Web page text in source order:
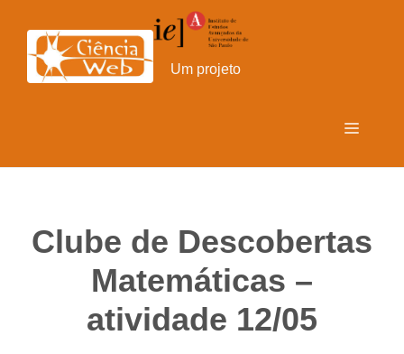
para
conteúdo
Um projeto
Menu
Clube de Descobertas
Matemáticas –
atividade 12/05